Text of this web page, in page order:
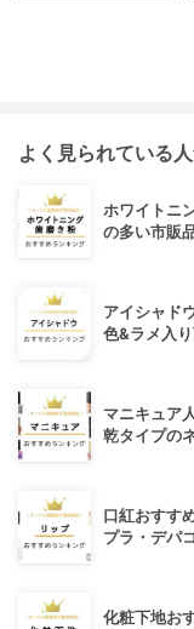
よく見られている
ホワイトニ
の多い市販
アイシャド
色&ラメ入
マニキュア
乾タイプの
口紅おすす
プラ・デパ
化粧下地お